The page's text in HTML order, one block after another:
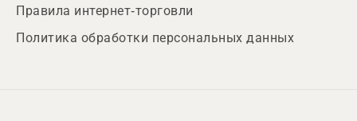
Правила интернет-торговли
Политика обработки персональных данных